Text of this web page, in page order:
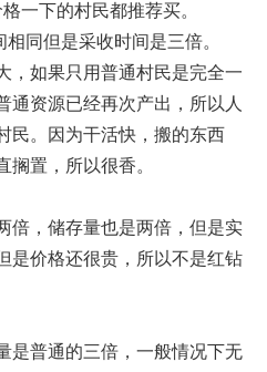
一下的村民都推荐买。
同但是采收时间是三倍。
，如果只用普通村民是完全一
通资源已经再次产出，所以人
民。因为干活快，搬的东西
搁置，所以很香。
倍，储存量也是两倍，但是实
是价格还很贵，所以不是红钻
是普通的三倍，一般情况下无